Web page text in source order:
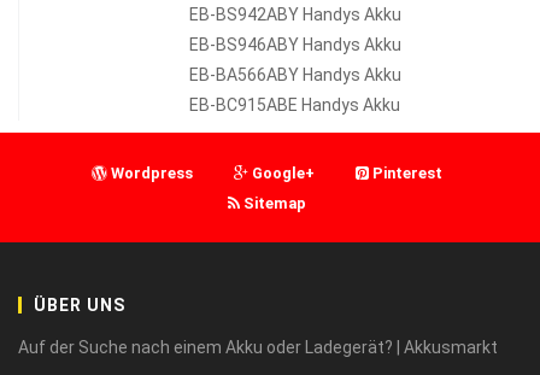
EB-BS942ABY Handys Akku
EB-BS946ABY Handys Akku
EB-BA566ABY Handys Akku
EB-BC915ABE Handys Akku
Wordpress Google+
Pinterest
Sitemap
ÜBER UNS
Auf der Suche nach einem Akku oder Ladegerät? | Akkusmarkt